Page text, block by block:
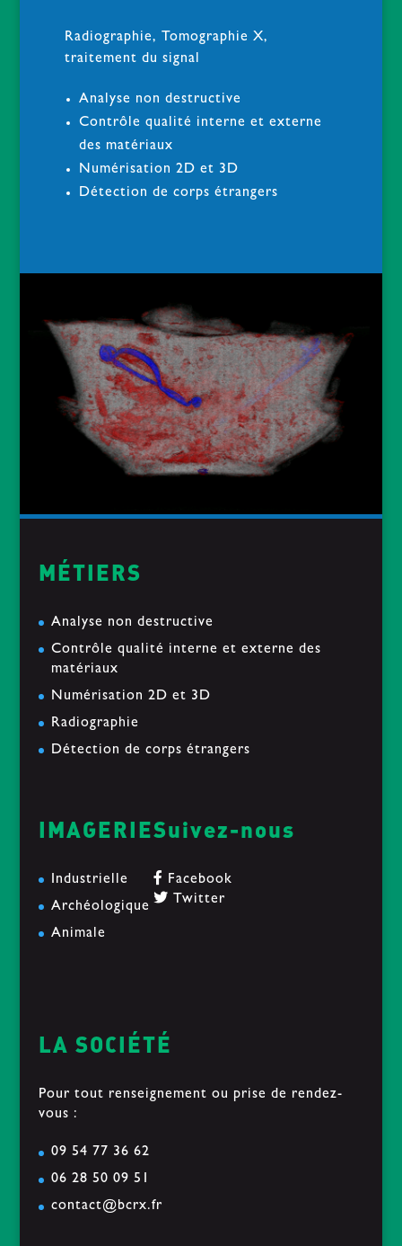
Radiographie, Tomographie X,
traitement du signal
Analyse non destructive
Contrôle qualité interne et externe
des matériaux
Numérisation 2D et 3D
Détection de corps étrangers
MÉTIERS
Analyse non destructive
Contrôle qualité interne et externe des
matériaux
Numérisation 2D et 3D
Radiographie
Détection de corps étrangers
IMAGERIE
Industrielle
Archéologique
Animale
Suivez-nous
Facebook
Twitter
LA SOCIÉTÉ
Pour tout renseignement ou prise de rendez-
vous :
09 54 77 36 62
06 28 50 09 51
contact@bcrx.fr